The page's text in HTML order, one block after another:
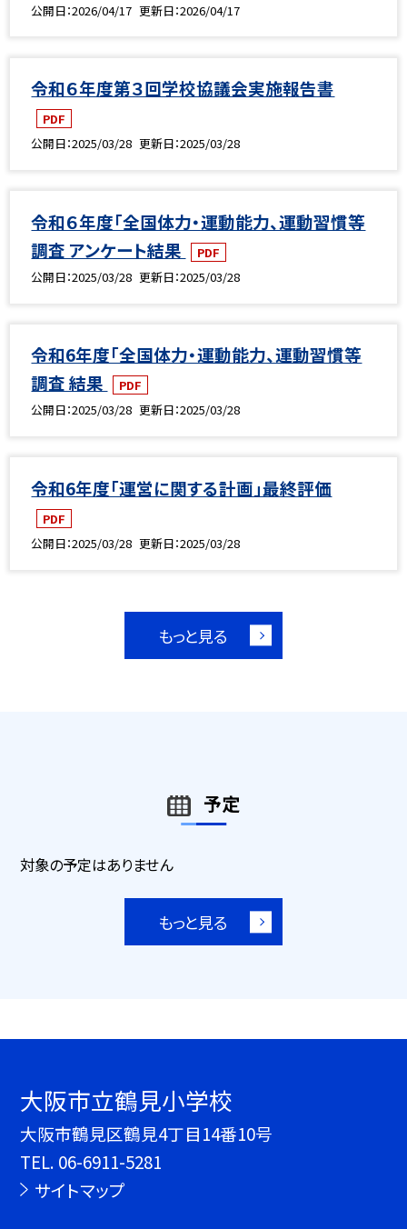
公開日 2026/04/17 更新日 2026/04/17
令和６年度第３回学校協議会実施報告書
PDF
公開日 2025/03/28 更新日 2025/03/28
令和６年度「全国体力・運動能力、運動習慣等
調査 アンケート結果
PDF
公開日 2025/03/28 更新日 2025/03/28
令和6年度「全国体力・運動能力、運動習慣等
調査 結果
PDF
公開日 2025/03/28 更新日 2025/03/28
令和6年度「運営に関する計画」最終評価
PDF
公開日 2025/03/28 更新日 2025/03/28
もっと見る
予定
対象の予定はありません
もっと見る
大阪市立鶴見小学校
大阪市鶴見区鶴見4丁目14番10号
TEL. 06-6911-5281
サイトマップ